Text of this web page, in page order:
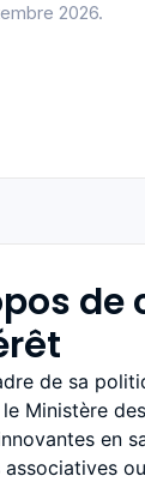
2026.
de sa
le Ministère
en